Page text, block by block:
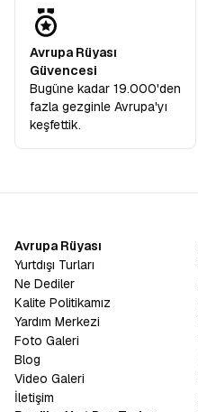
Avrupa Rüyası
Güvencesi
Bugüne kadar 19.000'den
fazla gezginle Avrupa'yı
keşfettik.
Avrupa Rüyası
Yurtdışı Turları
Ne Dediler
Kalite Politikamız
Yardım Merkezi
Foto Galeri
Blog
Video Galeri
İletişim